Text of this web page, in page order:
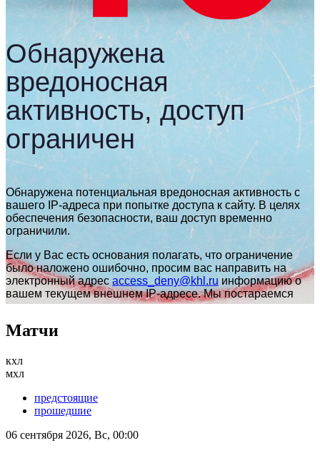
Матчи
кхл
мхл
предстоящие
прошедшие
06 сентября 2026, Вс, 00:00